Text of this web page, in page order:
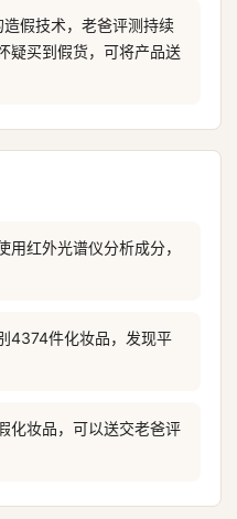
假技术，老爸评测持续
疑买到假货，可将产品送
红外光谱仪分析成分，
4374件化妆品，发现平
化妆品，可以送交老爸评